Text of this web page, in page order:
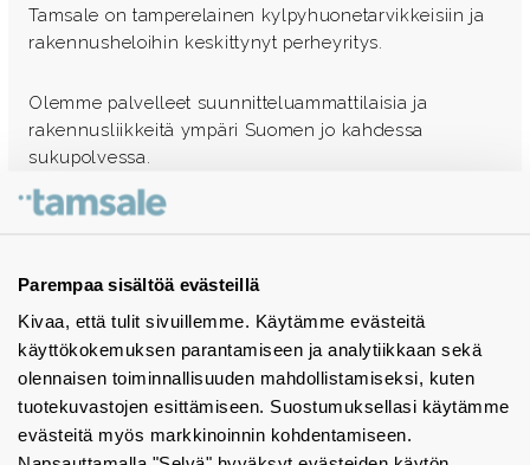
Parempaa sisältöä evästeillä
Kivaa, että tulit sivuillemme. Käytämme evästeitä
käyttökokemuksen parantamiseen ja analytiikkaan sekä
olennaisen toiminnallisuuden mahdollistamiseksi, kuten
tuotekuvastojen esittämiseen. Suostumuksellasi käytämme
evästeitä myös markkinoinnin kohdentamiseen.
Tamsale on tamperelainen kylpyhuonetarvikkeisiin ja
rakennusheloihin keskittynyt perheyritys.
Olemme palvelleet suunnitteluammattilaisia ja
rakennusliikkeitä ympäri Suomen jo kahdessa
sukupolvessa.
Ota yhteyttä - autamme mielellämme
Tuotekuvastot
Instagram
BIM-objektit
Yhteystiedot